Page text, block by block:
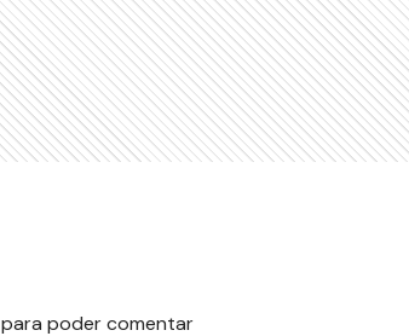
para poder comentar